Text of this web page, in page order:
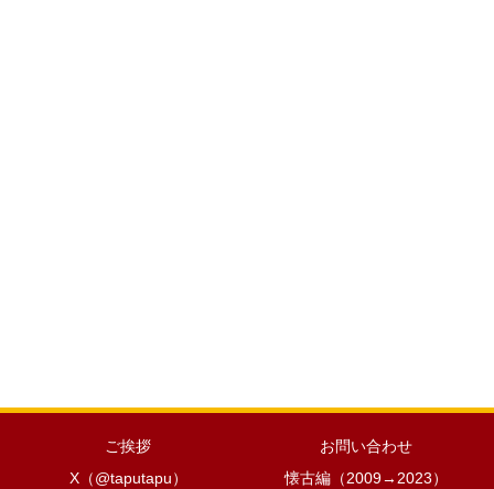
ご挨拶
お問い合わせ
X（@taputapu）
懐古編（2009→2023）